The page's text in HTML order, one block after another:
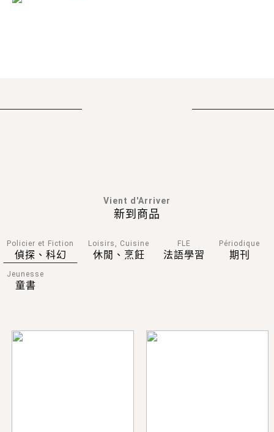
新到商品
Vient d'Arriver
Policier et Fiction
偵探、科幻
Loisirs, Cuisine
休閒、烹飪
FLE
法語學習
Périodique
期刊
Jeunesse
童書